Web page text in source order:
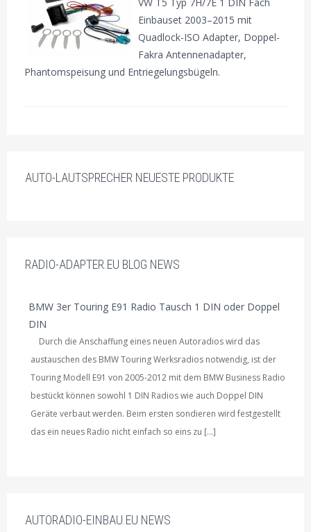
Einbauset 2003–2015 mit
Quadlock-ISO Adapter, Doppel-
Fakra Antennenadapter,
Phantomspeisung und Entriegelungsbügeln.
AUTO-LAUTSPRECHER NEUESTE PRODUKTE
RADIO-ADAPTER.EU BLOG NEWS
BMW 3er Touring E91 Radio Tausch 1 DIN oder Doppel
DIN
Durch die Anschaffung eines neuen Autoradios wird das
austauschen des BMW Touring Werksradios notwendig, ist der
Touring Modell E91 von 2005-2012 mit dem BMW Business Radio
bestückt können sowohl 1 DIN Radios wie auch Doppel DIN
Geräte verbaut werden. Beim ersten sondieren wird festgestellt
das ein neues Radio nicht einfach so eins zu […]
AUTORADIO-EINBAU.EU NEWS